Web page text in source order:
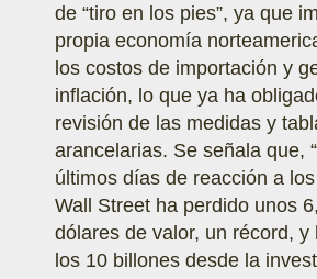
de “tiro en los pies”, ya que
propia economía
los costos de importación y
inflación, lo que ya ha
revisión de las medidas y
arancelarias. Se señala que,
últimos días de reacción a
Wall Street ha perdido unos
dólares de valor, un récord, y
los 10 billones desde la